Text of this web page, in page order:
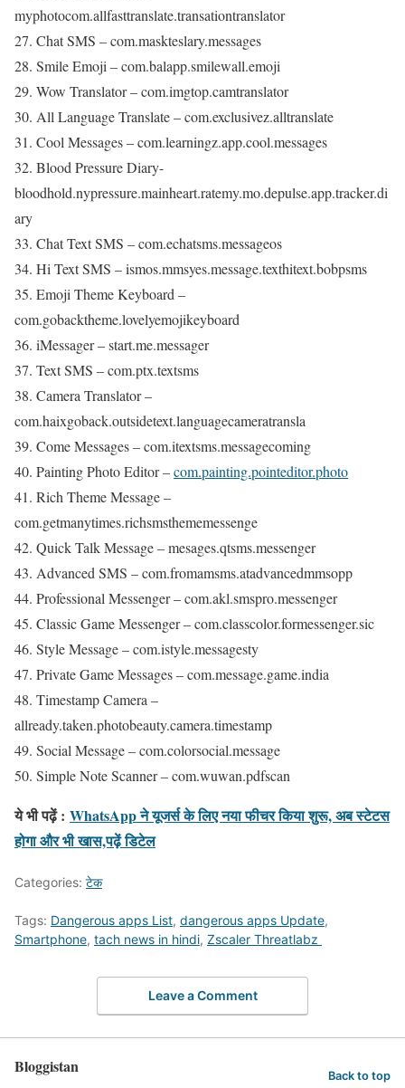
myphotocom.allfasttranslate.transationtranslator
27. Chat SMS – com.maskteslary.messages
28. Smile Emoji – com.balapp.smilewall.emoji
29. Wow Translator – com.imgtop.camtranslator
30. All Language Translate – com.exclusivez.alltranslate
31. Cool Messages – com.learningz.app.cool.messages
32. Blood Pressure Diary-
bloodhold.nypressure.mainheart.ratemy.mo.depulse.app.tracker.di
ary
33. Chat Text SMS – com.echatsms.messageos
34. Hi Text SMS – ismos.mmsyes.message.texthitext.bobpsms
35. Emoji Theme Keyboard –
com.gobacktheme.lovelyemojikeyboard
36. iMessager – start.me.messager
37. Text SMS – com.ptx.textsms
38. Camera Translator –
com.haixgoback.outsidetext.languagecameratransla
39. Come Messages – com.itextsms.messagecoming
40. Painting Photo Editor –com.painting.pointeditor.photo
41. Rich Theme Message –
com.getmanytimes.richsmsthememessenge
42. Quick Talk Message – mesages.qtsms.messenger
43. Advanced SMS – com.fromamsms.atadvancedmmsopp
44. Professional Messenger – com.akl.smspro.messenger
45. Classic Game Messenger – com.classcolor.formessenger.sic
46. Style Message – com.istyle.messagesty
47. Private Game Messages – com.message.game.india
48. Timestamp Camera –
allready.taken.photobeauty.camera.timestamp
49. Social Message – com.colorsocial.message
50. Simple Note Scanner – com.wuwan.pdfscan
ये भी पढ़ें : WhatsApp ने यूजर्स के लिए नया फीचर किया शुरू, अब स्टेटस
होगा और भी खास,पढ़ें डिटेल
Categories: टेक
Tags: Dangerous apps List, dangerous apps Update,
Smartphone, tach news in hindi, Zscaler Threatlabz ​​
Leave a Comment
Bloggistan Back to top